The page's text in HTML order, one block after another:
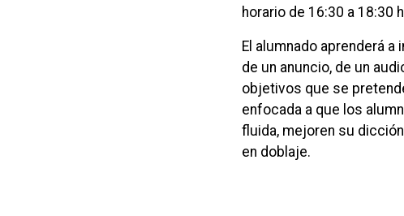
horario de 16:30 a 18:30
El alumnado aprenderá
de un anuncio, de un
objetivos que se
enfocada a que los
fluida, mejoren su
en doblaje.